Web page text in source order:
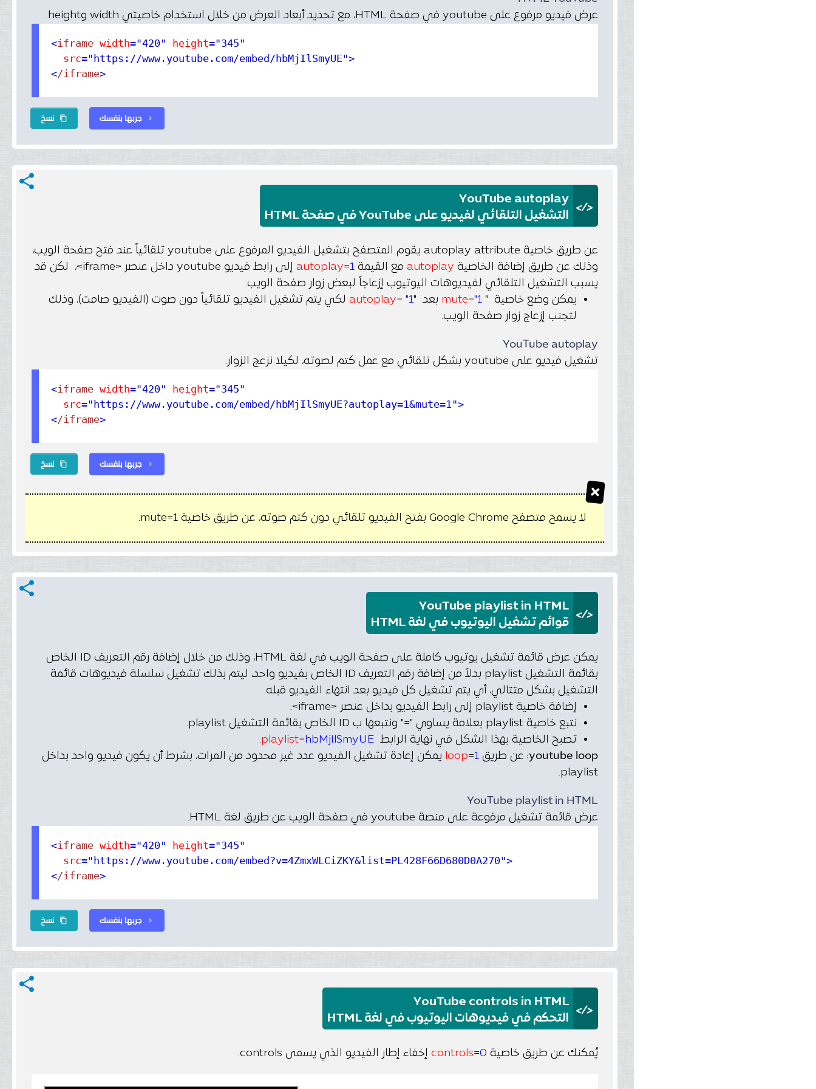
عرض فيديو مرفوع على youtube في صفحة HTML، مع تحديد أبعاد العرض من خلال استخدام خاصيتي width وheight.
<iframe width="420" height="345"
  src
="https://www.youtube.com/embed/hbMjIlSmyUE">
</iframe>
نسخ content_copy جربها بنفسك chevron_right
share
</>
YouTube autoplay
التشغيل التلقائي لفيديو على YouTube في صفحة HTML
عن طريق خاصية autoplay attribute يقوم المتصفح بتشغيل الفيديو المرفوع على youtube تلقائياً عند فتح صفحة الويب،
وذلك عن طريق إضافة الخاصية autoplay مع القيمة autoplay=1
إلى رابط فيديو youtube داخل عنصر <iframe>، لكن قد
يسبب التشغيل التلقائي لفيديوهات اليوتيوب إزعاجاً لبعض زوار صفحة الويب.
يمكن وضع خاصية "
mute="1 بعد " autoplay= "1
لكي يتم تشغيل الفيديو تلقائياً دون صوت (الفيديو صامت)، وذلك
لتجنب إزعاج زوار صفحة الويب.
YouTube autoplay
تشغيل فيديو على youtube بشكل تلقائي مع عمل كتم لصوته، لكيلا نزعج الزوار.
<iframe width="420" height="345"
  src
="https://www.youtube.com/embed/hbMjIlSmyUE?autoplay=1&mute=1">
</iframe>
نسخ content_copy جربها بنفسك chevron_right
لا يسمح متصفح Google Chrome بفتح الفيديو تلقائي دون كتم صوته، عن طريق خاصية mute=1.
share
</>
YouTube playlist in HTML
قوائم تشغيل اليوتيوب في لغة HTML
يمكن عرض قائمة تشغيل يوتيوب كاملة على صفحة الويب في لغة HTML، وذلك من خلال إضافة رقم التعريف ID الخاص
بقائمة التشغيل playlist بدلاً من إضافة رقم التعريف ID الخاص بفيديو واحد، ليتم بذلك تشغيل سلسلة فيديوهات قائمة
التشغيل بشكل متتالي، أي يتم تشغيل كل فيديو بعد انتهاء الفيديو قبله.
إضافة خاصية playlist إلى رابط الفيديو بداخل عنصر <iframe>.
نتبع خاصية playlist بعلامة يساوي "=" ونتبعها ب ID الخاص بقائمة التشغيل playlist.
تصبح الخاصية بهذا الشكل في نهاية الرابط
playlist=hbMjIlSmyUE.
youtube loop: عن طريق loop=1
يمكن إعادة تشغيل الفيديو عدد غير محدود من المرات، بشرط أن يكون فيديو واحد بداخل
playlist.
YouTube playlist in HTML
عرض قائمة تشغيل مرفوعة على منصة youtube في صفحة الويب عن طريق لغة HTML.
<iframe width="420" height="345"
  src
="https://www.youtube.com/embed?v=4ZmxWLCiZKY&list=PL428F66D680D0A270">
</iframe>
نسخ content_copy جربها بنفسك chevron_right
share
</>
YouTube controls in HTML
التحكم في فيديوهات اليوتيوب في لغة HTML
يُمكنك عن طريق خاصية controls=0 إخفاء إطار الفيديو الذي يسمى controls.